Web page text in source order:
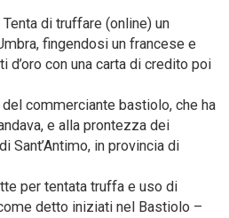
Tenta di truffare (online) un
fingendosi un francese e
d’oro con una carta di credito poi
commerciante bastiolo, che ha
e alla prontezza dei
Sant’Antimo, in provincia di
per tentata truffa e uso di
detto iniziati nel Bastiolo –